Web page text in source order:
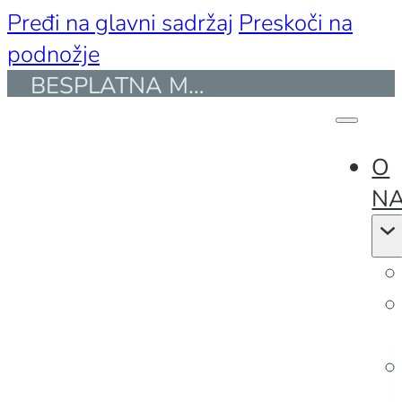
Pređi na glavni sadržaj Preskoči na
podnožje
BESPLATNA MONTAŽA I PREVOZ ZA KUPOVINE PREKO 50.000 DIN. I DO 30 KM UDALJENOSTI
O